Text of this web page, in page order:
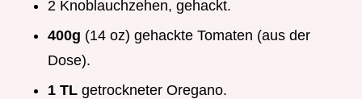
2 Knoblauchzehen, gehackt.
400g (14 oz) gehackte Tomaten (aus der
Dose).
1 TL getrockneter Oregano.